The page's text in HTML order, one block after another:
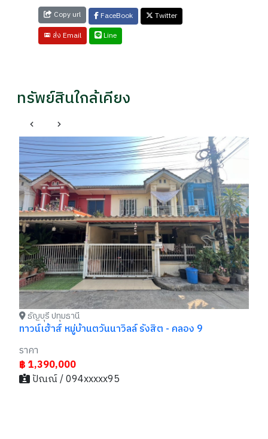
Copy url FaceBook
Twitter
ส่ง Email
Line
ทรัพย์สินใกล้เคียง
ธัญบุรี ปทุมธานี
ทาวน์เฮ้าส์ หมู่บ้านตวันนาวิลล์ รังสิต - คลอง 9
ราคา
฿ 1,390,000
ปัณณ์ / 094xxxxx95